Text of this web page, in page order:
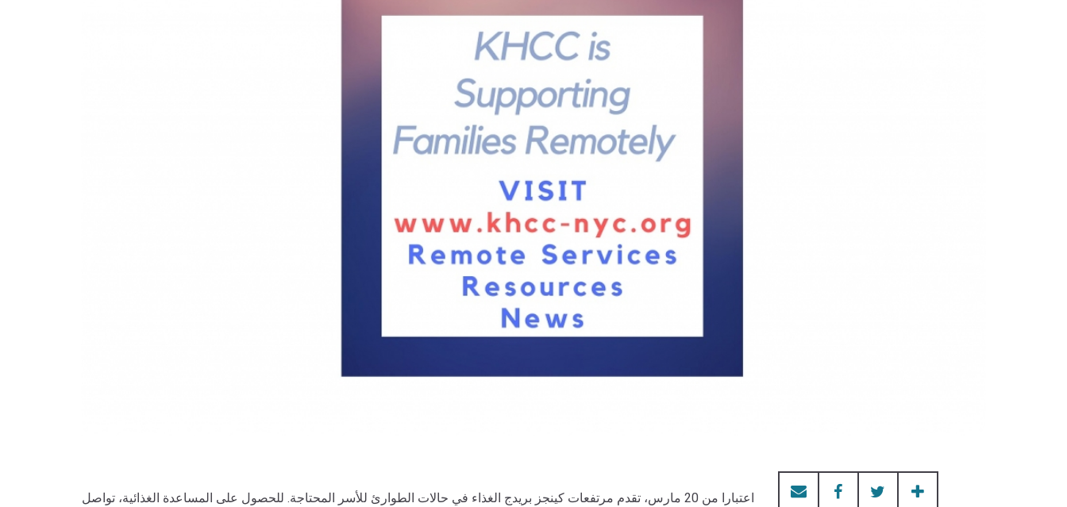
اعتبارا من 20 مارس، تقدم مرتفعات كينجز بريدج الغذاء في حالات الطوارئ للأسر المحتاجة. للحصول على المساعدة الغذائية، تواصل